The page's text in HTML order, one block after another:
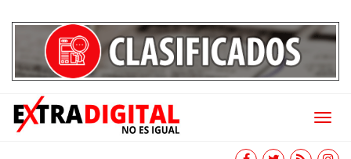
Toggle